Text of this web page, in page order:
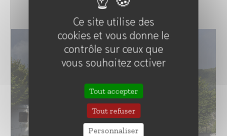
Ce site utilise des
cookies et vous donne le
contrôle sur ceux que
vous souhaitez activer
Tout accepter
Tout refuser
Personnaliser